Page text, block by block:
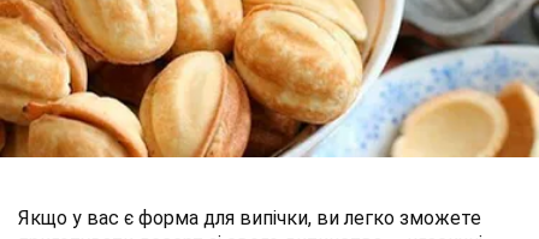
Якщо у вас є форма для випічки, ви легко зможете